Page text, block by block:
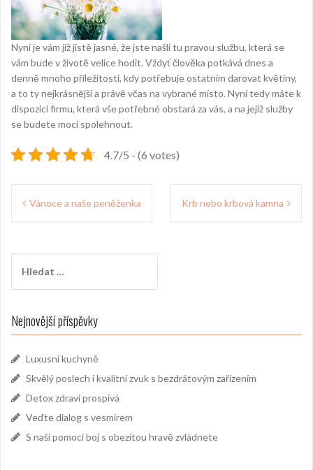
Nyní je vám již jistě jasné, že jste našli tu pravou službu, která se
vám bude v životě velice hodit. Vždyť člověka potkává dnes a
denně mnoho příležitostí, kdy potřebuje ostatním darovat květiny,
a to ty nejkrásnější a právě včas na vybrané místo. Nyní tedy máte k
dispozici firmu, která vše potřebné obstará za vás, a na jejíž služby
se budete moci spolehnout.
4.7/5 - (6 votes)
Navigace
Vánoce a naše peněženka Krb nebo krbová kamna
Nejnovější příspěvky
Luxusní kuchyně
Skvělý poslech i kvalitní zvuk s bezdrátovým zařízením
Detox zdraví prospívá
Veďte dialog s vesmírem
S naší pomocí boj s obezitou hravě zvládnete